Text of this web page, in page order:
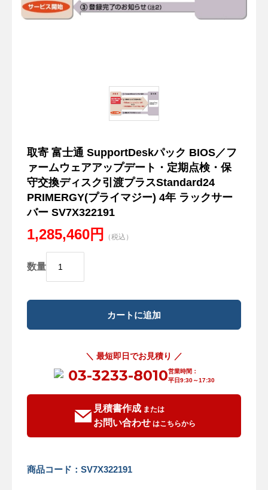
取寄 富士通 SupportDeskパック BIOS／フ
ァームウェアアップデート・定期点検・保
守交換ディスク引渡プラスStandard24
PRIMERGY(プライマジー) 4年 ラックサー
バー SV7X322191
1,285,460円 （税込）
数量
＼ 最短即日でお見積り ／
03-3233-8010営業時間：
平日9:30～17:30
見積書作成または
お問い合わせはこちらから
商品コード：SV7X322191